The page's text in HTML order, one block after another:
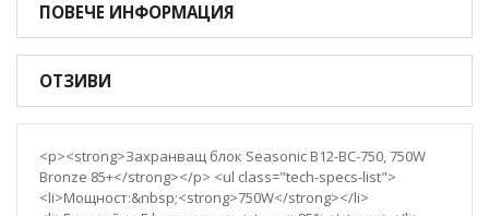
ПОВЕЧЕ ИНФОРМАЦИЯ
ОТЗИВИ
<p><strong>Захранващ блок Seasonic B12-BC-750, 750W
Bronze 85+</strong></p> <ul class="tech-specs-list">
<li>Мощност:&nbsp;<strong>750W</strong></li>